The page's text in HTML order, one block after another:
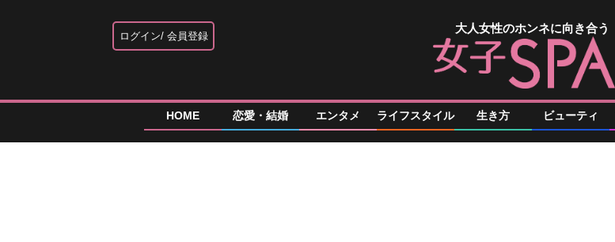
ログイン 会員登録
大人女性のホンネに向き合う
HOME 恋愛・結婚 エンタメ ライフスタイル 生き方 ビューティ